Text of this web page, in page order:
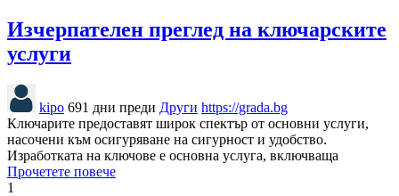
Изчерпателен преглед на ключарските
услуги
kipo 691 дни преди Други https://grada.bg
Ключарите предоставят широк спектър от основни услуги,
насочени към осигуряване на сигурност и удобство.
Изработката на ключове е основна услуга, включваща
Прочетете повече
1